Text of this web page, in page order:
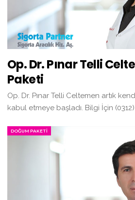
Op. Dr. Pınar Telli
Paketi
Op. Dr. Pınar Telli Celtemen artık
kabul etmeye başladı. Bilgi İçin (0312)
DOĞUM PAKETI